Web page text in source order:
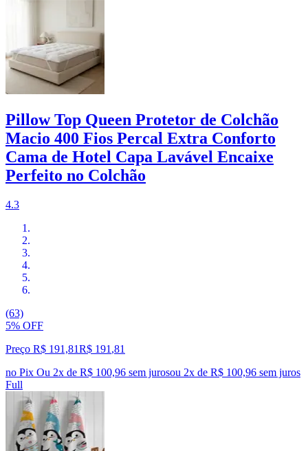
Pillow Top Queen Protetor de Colchão
Macio 400 Fios Percal Extra Conforto
Cama de Hotel Capa Lavável Encaixe
Perfeito no Colchão
4.3
(63)
5% OFF
Preço R$ 191,81R$ 191 ,81
no Pix Ou 2x de R$ 100,96 sem jurosou 2x de R$ 100,96 sem juros
Full